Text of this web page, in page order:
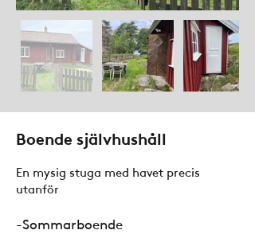
Boende självhushåll
En mysig stuga med havet precis
utanför
-Sommarboende